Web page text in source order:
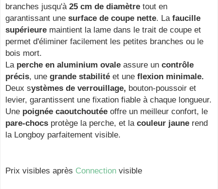
branches jusqu'à 25 cm de diamètre tout en
garantissant une surface de coupe nette. La faucille
supérieure maintient la lame dans le trait de coupe et
permet d'éliminer facilement les petites branches ou le
bois mort.
La perche en aluminium ovale assure un contrôle
précis, une grande stabilité et une flexion minimale.
Deux systèmes de verrouillage, bouton-poussoir et
levier, garantissent une fixation fiable à chaque longueur.
Une poignée caoutchoutée offre un meilleur confort, le
pare-chocs protège la perche, et la couleur jaune rend
la Longboy parfaitement visible.
Prix visibles après Connection visible